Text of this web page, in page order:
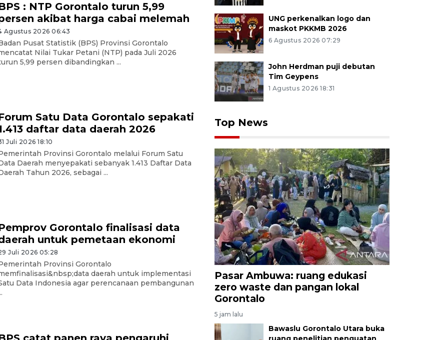
: NTP Gorontalo turun 5,99
akibat harga cabai melemah
Agustus 2026 06:43
Pusat Statistik (BPS) Provinsi Gorontalo
Nilai Tukar Petani (NTP) pada Juli 2026
5,99 persen dibandingkan ...
Satu Data Gorontalo sepakati
daftar data daerah 2026
Juli 2026 18:10
Provinsi Gorontalo melalui Forum Satu
Daerah menyepakati sebanyak 1.413 Daftar Data
Tahun 2026, sebagai ...
Gorontalo finalisasi data
untuk pemetaan ekonomi
Juli 2026 05:28
Provinsi Gorontalo
daerah untuk implementasi
Data Indonesia agar perencanaan pembangunan
UNG perkenalkan logo dan
maskot PKKMB 2026
6 Agustus 2026 07:29
John Herdman puji debutan
Tim Geypens
1 Agustus 2026 18:31
Top News
Pasar Ambuwa: ruang edukasi
zero waste dan pangan lokal
Gorontalo
5 jam lalu
Bawaslu Gorontalo Utara buka